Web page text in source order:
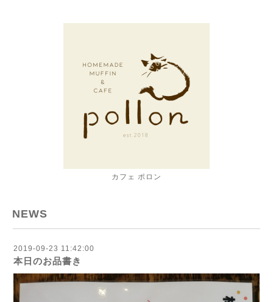
カフェ ポロン
NEWS
2019-09-23 11:42:00
本日のお品書き